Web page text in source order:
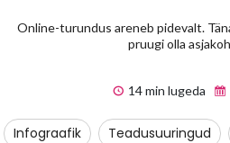
Online-turundus areneb pidevalt.
pruugi olla
14 min lugeda
Infograafik Teadusuuringud